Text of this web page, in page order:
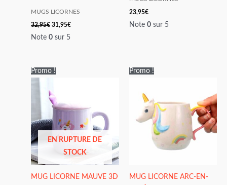
MUGS LICORNES
32,95€ 31,95€
Note0 sur 5
23,95€
Note 0sur 5
Promo !
EN RUPTURE DE
STOCK
MUG LICORNE MAUVE 3D
Le
prix
était :
33,95€.
Promo !
MUG LICORNE ARC-EN-
Le
prix
33,95€.32,95€.